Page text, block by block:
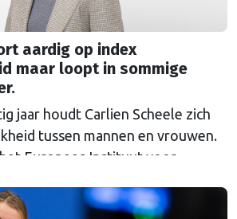
aardig op index
maar loopt in sommige
jaar houdt Carlien Scheele zich
tussen mannen en vrouwen.
Europees Instituut voor
“Ik begrijp niet waarom er